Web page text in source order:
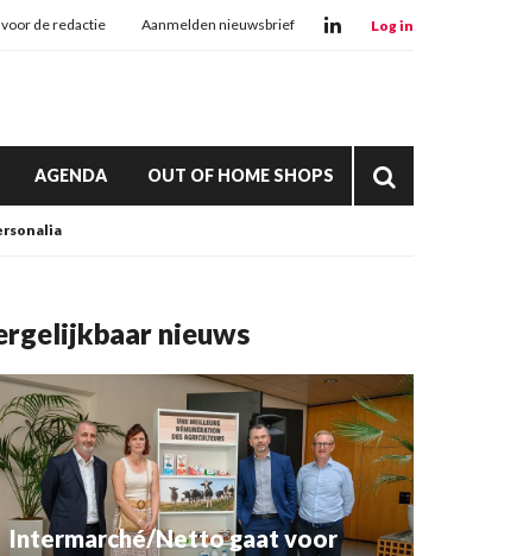
voor de redactie Aanmelden nieuwsbrief Log in
AGENDA OUT OF HOME SHOPS
nieuws
Intermarché/Netto gaat voor